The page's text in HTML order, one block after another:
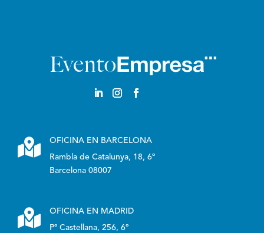

OFICINA EN BARCELONA
Rambla de Catalunya, 18, 6º
Barcelona 08007

OFICINA EN MADRID
Pº Castellana, 256, 6º